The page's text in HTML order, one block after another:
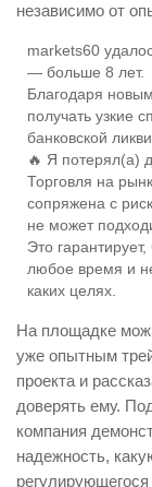
независимо от
markets60
— больше 8 лет.
Благодаря
получать узкие
банковской
🔥 Я потерял(а)
Торговля на
сопряжена с
не может
Это
любое время и
каких целях.
На площадке
уже опытным
проекта и
доверять ему.
компания
надежность,